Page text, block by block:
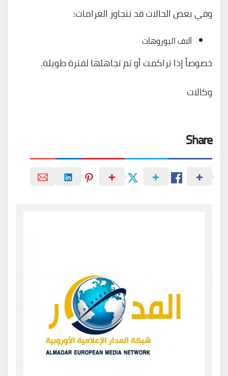
وفي بعض الحالات قد تتجاوز الغرامات:
آلاف اليوروهات
خصوصاً إذا تراكمت أو تم تجاهلها لفترة طويلة.
وكالات
Share